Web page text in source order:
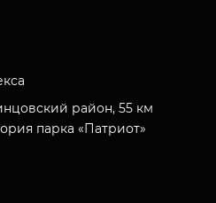
район, 55 км
парка «Патриот»